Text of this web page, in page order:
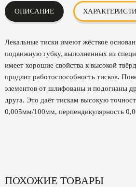
ОПИСАНИЕ
Лекальные тиски имеют жёсткое
подвижную губку, выполненных из
имеет хорошие свойства к высокой
продлит работоспособность тисков.
элементов от шлифованы и подогнаны
друга. Это даёт тискам высокую
0,005мм/100мм, перпендикулярность
ПОХОЖИЕ ТОВАРЫ